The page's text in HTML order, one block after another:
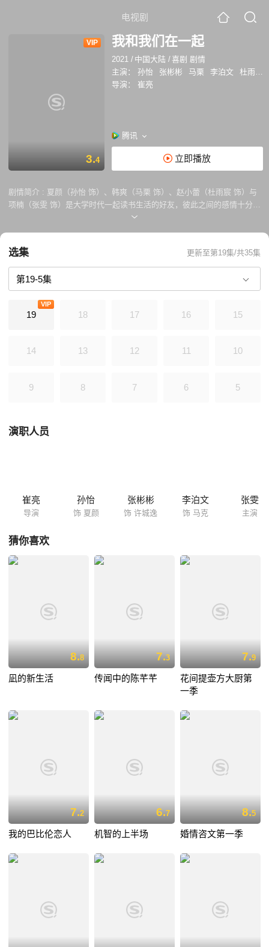
电视剧
VIP
3.4
我和我们在一起
2021 / 中国大陆 /喜剧 剧情
主演：
孙怡 张彬彬 马栗 李泊文 杜雨宸
导演：
崔亮
腾讯
立即播放
剧情简介 : 夏颜（孙怡 饰）、韩爽（马栗 饰）、赵小蕾（杜雨宸 饰）与
项楠（张雯 饰）是大学时代一起读书生活的好友，彼此之间的感情十分的
亲密。走出校园之后，四个姑娘踏上社会也没有断了联系，她们留在了同
被父母圈养在舒适圈内，坚守着成为设计师的梦想、赵小蕾一心憧憬着和
男友结婚后的幸福生活，却在即将办礼之际遭到了男友的背叛、项楠身为
医生，肩负着治病救人的沉重职责，在坚守岗位的同时，她是否又能善待
自己孤独的内心呢？
选集 更新至第19集/共35集
19
VIP
18 17 16 15
14 13 12 11 10
9 8 7 6 5
演职人员
崔亮
导演
孙怡
饰 夏颜
张彬彬
饰 许城逸
李泊文
饰 马克
张雯
主演
猜你喜欢
8.8
凪的新生活
7.3
传闻中的陈芊芊
7.9
花间提壶方大厨第
一季
7.2
我的巴比伦恋人
6.7
机智的上半场
8.5
婚情咨文第一季